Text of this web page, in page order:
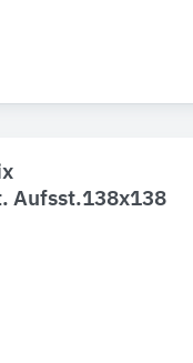
Aufsst.138x138